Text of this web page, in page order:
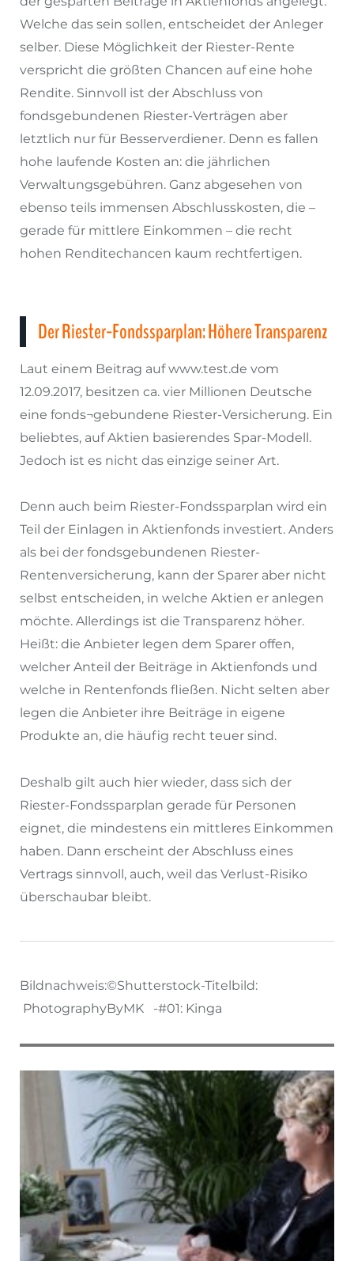
Welche das sein sollen, entscheidet der Anleger
selber. Diese Möglichkeit der Riester-Rente
verspricht die größten Chancen auf eine hohe
Rendite. Sinnvoll ist der Abschluss von
fondsgebundenen Riester-Verträgen aber
letztlich nur für Besserverdiener. Denn es fallen
hohe laufende Kosten an: die jährlichen
Verwaltungsgebühren. Ganz abgesehen von
ebenso teils immensen Abschlusskosten, die –
gerade für mittlere Einkommen – die recht
hohen Renditechancen kaum rechtfertigen.
Der Riester-Fondssparplan: Höhere Transparenz
Laut einem Beitrag auf www.test.de vom
12.09.2017, besitzen ca. vier Millionen Deutsche
eine fonds¬gebundene Riester-Versicherung. Ein
beliebtes, auf Aktien basierendes Spar-Modell.
Jedoch ist es nicht das einzige seiner Art.
Denn auch beim Riester-Fondssparplan wird ein
Teil der Einlagen in Aktienfonds investiert. Anders
als bei der fondsgebundenen Riester-
Rentenversicherung, kann der Sparer aber nicht
selbst entscheiden, in welche Aktien er anlegen
möchte. Allerdings ist die Transparenz höher.
Heißt: die Anbieter legen dem Sparer offen,
welcher Anteil der Beiträge in Aktienfonds und
welche in Rentenfonds fließen. Nicht selten aber
legen die Anbieter ihre Beiträge in eigene
Produkte an, die häufig recht teuer sind.
Deshalb gilt auch hier wieder, dass sich der
Riester-Fondssparplan gerade für Personen
eignet, die mindestens ein mittleres Einkommen
haben. Dann erscheint der Abschluss eines
Vertrags sinnvoll, auch, weil das Verlust-Risiko
überschaubar bleibt.
Bildnachweis:©Shutterstock-Titelbild:
PhotographyByMK -#01: Kinga